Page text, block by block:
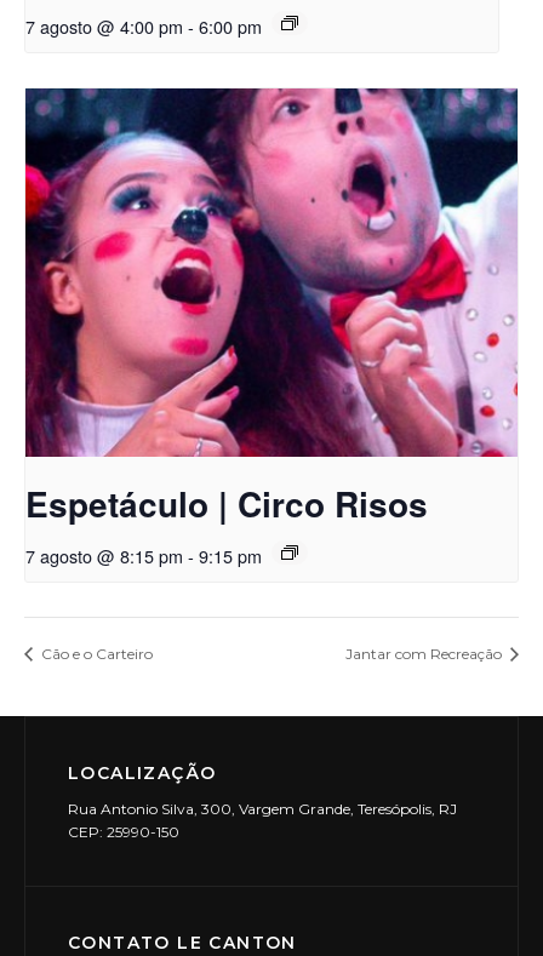
7 agosto @ 4:00 pm - 6:00 pm
Espetáculo | Circo Risos
7 agosto @ 8:15 pm - 9:15 pm
Cão e o Carteiro Jantar com Recreação
LOCALIZAÇÃO
Rua Antonio Silva, 300, Vargem Grande, Teresópolis, RJ
CEP: 25990-150
CONTATO LE CANTON